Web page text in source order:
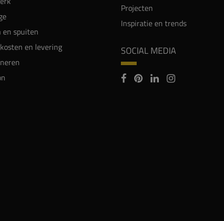
en spuiten
en levering
Projecten
Inspiratie en trends
SOCIAL MEDIA